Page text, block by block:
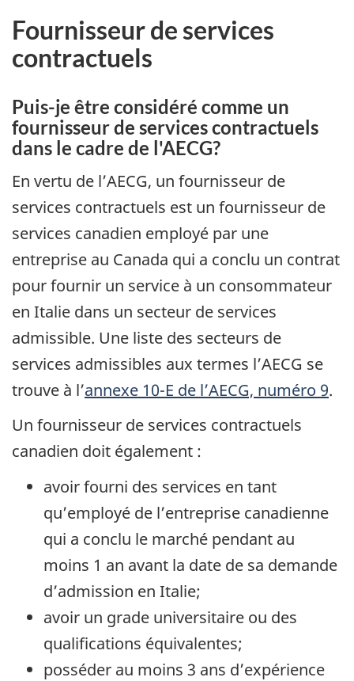
Fournisseur de services
contractuels
Puis-je être considéré comme un
fournisseur de services contractuels
dans le cadre de l'AECG?
En vertu de l’AECG, un fournisseur de
services contractuels est un fournisseur de
services canadien employé par une
entreprise au Canada qui a conclu un contrat
pour fournir un service à un consommateur
en Italie dans un secteur de services
admissible. Une liste des secteurs de
services admissibles aux termes l’AECG se
trouve à l’annexe 10-E de l’AECG, numéro 9.
Un fournisseur de services contractuels
canadien doit également :
avoir fourni des services en tant
qu’employé de l’entreprise canadienne
qui a conclu le marché pendant au
moins 1 an avant la date de sa demande
d’admission en Italie;
avoir un grade universitaire ou des
qualifications équivalentes;
posséder au moins 3 ans d’expérience